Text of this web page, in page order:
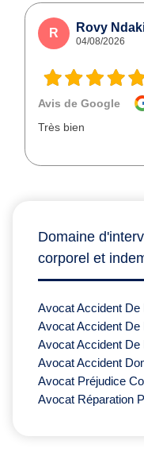
R Rovy
04/08/2026
Avis de Google
Très bien
Domaine
corporel et
Avocat Accident De
Avocat Accident De
Avocat Accident De
Avocat Accident
Avocat Préjudice
Avocat Réparation